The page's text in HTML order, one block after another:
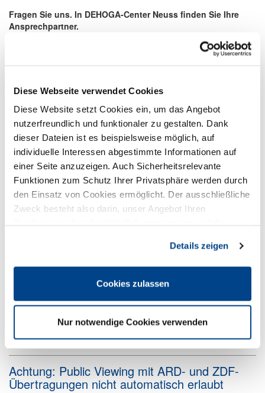
Diese Webseite verwendet Cookies
Diese Website setzt Cookies ein, um das Angebot
nutzerfreundlich und funktionaler zu gestalten. Dank
dieser Dateien ist es beispielsweise möglich, auf
individuelle Interessen abgestimmte Informationen auf
einer Seite anzuzeigen. Auch Sicherheitsrelevante
Funktionen zum Schutz Ihrer Privatsphäre werden durch
den Einsatz von Cookies ermöglicht. Der ausschließliche
Zweck besteht also darin, unser Angebot Ihren
Details zeigen
Cookies zulassen
Nur notwendige Cookies verwenden
Fragen Sie uns. In DEHOGA-Center Neuss finden Sie Ihre
Ansprechpartner.
Gastgewerbe
24.06.2026
Seit dem 14. Juni 2026 gelten neue
und teilweise verschärfte Regeln für
die Kennzeichnung von Honig,
Marmelade, Konfitüren und Fruchtsäften.
...mehr
von Mitgliedsbetrieben über
betrügerische
Zahlungsaufforderungen informiert.
Achtung: Public Viewing mit ARD- und ZDF-
Übertragungen nicht automatisch erlaubt